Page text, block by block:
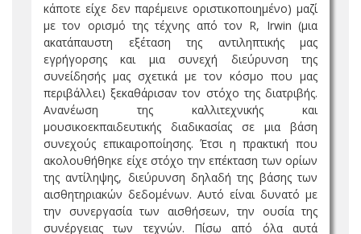
κάποτε είχε δεν παρέμεινε οριστικοποιημένο) μαζί
με τον ορισμό της τέχνης από τον R, Irwin (μια
ακατάπαυστη εξέταση της αντιληπτικής μας
εγρήγορσης και μια συνεχή διεύρυνση της
συνείδησής μας σχετικά με τον κόσμο που μας
περιβάλλει) ξεκαθάρισαν τον στόχο της διατριβής.
Ανανέωση της καλλιτεχνικής και
μουσικοεκπαιδευτικής διαδικασίας σε μια βάση
συνεχούς επικαιροποίησης. Έτσι η πρακτική που
ακολουθήθηκε είχε στόχο την επέκταση των ορίων
της αντίληψης, διεύρυνση δηλαδή της βάσης των
αισθητηριακών δεδομένων. Αυτό είναι δυνατό με
την συνεργασία των αισθήσεων, την ουσία της
συνέργειας των τεχνών. Πίσω από όλα αυτά